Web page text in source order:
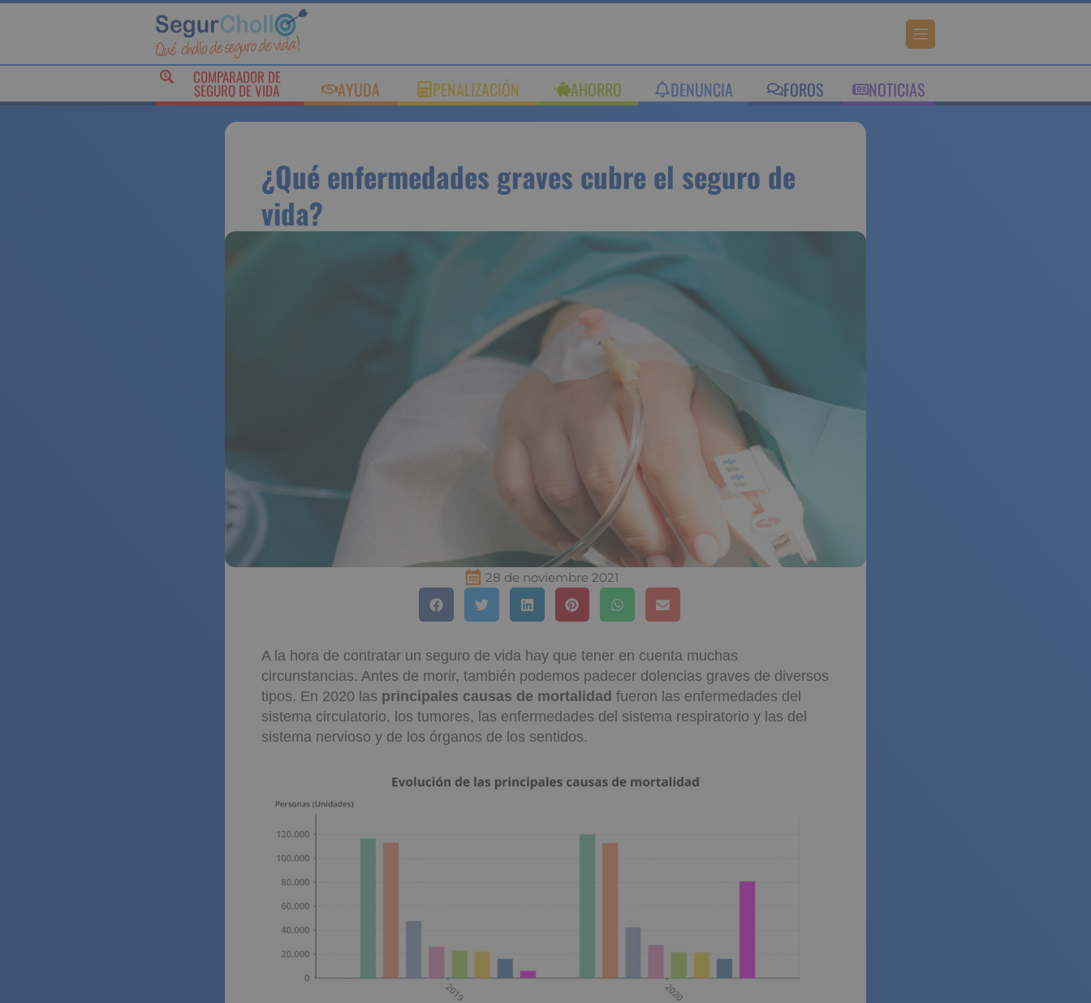
COMPARADOR DE
SEGURO DE VIDA AYUDA PENALIZACIÓN AHORRO DENUNCIA FOROS NOTICIAS
¿Qué enfermedades graves cubre el seguro de
vida?
28 de noviembre 2021
A la hora de contratar un seguro de vida hay que tener en cuenta muchas
circunstancias. Antes de morir, también podemos padecer dolencias graves de diversos
tipos. En 2020 las principales causas de mortalidad fueron las enfermedades del
sistema circulatorio, los tumores, las enfermedades del sistema respiratorio y las del
sistema nervioso y de los órganos de los sentidos.